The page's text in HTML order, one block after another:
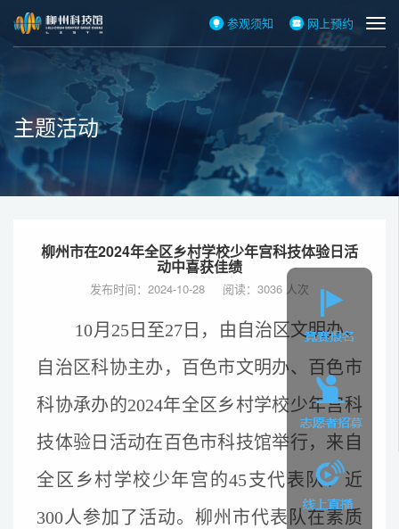
参观须知 网上预约
主题活动
柳州市在2024年全区乡村学校少年宫科技体验日活
动中喜获佳绩
发布时间：2024-10-28 阅读：3036 人次
10月25日至27日，由自治区文明办、
自治区科协主办，百色市文明办、百色市
科协承办的2024年全区乡村学校少年宫科
技体验日活动在百色市科技馆举行，来自
全区乡村学校少年宫的45支代表队、近
300人参加了活动。柳州市代表队在素质